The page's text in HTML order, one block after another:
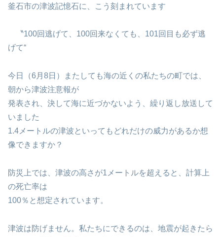
釜石市の津波記憶石に、こう刻まれています
〝100回逃げて、100回来なくても、101回目も必ず逃
げて“
今日（6月8日）またしても海の近くの私たちの町では、
朝から津波注意報が
発表され、決して海に近づかないよう、繰り返し放送して
いました
1.4メートルの津波といってもどれだけの威力があるか想
像できますか？
防災上では、津波の高さが1メートルを超えると、計算上
の死亡率は
100％と想定されています。
津波は防げません。私たちにできるのは、地震が起きたら